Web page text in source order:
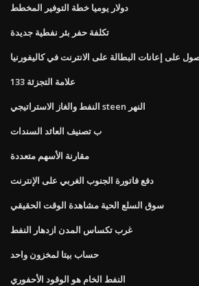
دولار يوميا خطة التوفير المخطط
تكلفة حفر بئر نفطية جديدة
على إعانات البطالة على الانترنت في كاليفورنيا
133 علامة التجزئة
النفط والغاز الاستراتيجي steen النهر
ب تصنيف العائد السندات
مقارنة الأسهم متعددة
دفع فاتورة الجنوب الغربي على الإنترنت
سوق السلع الحية مشاهدة الوقت الحقيقي
غرب تكساس المدن ازدهار النفط
حساب بيتا لمخزون واحد
النفط الخام هو الوقود الأحفوري